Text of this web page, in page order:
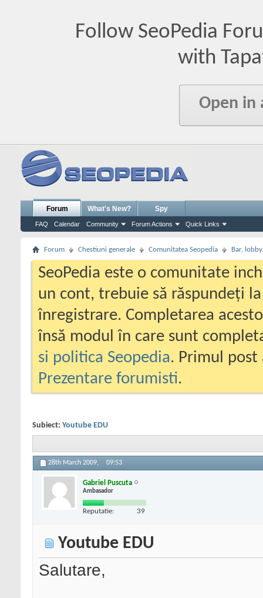
Follow SeoPedia
with
Open in
Forum
FAQ Calendar Community Forum Actions Quick Links
What's New? Spy
Forum Chestiuni generale Comunitatea Seopedia Bar,
SeoPedia este o comunitate
un cont, trebuie să răspundeți
înregistrare. Completarea
însă modul în care sunt
si politica Seopedia. Primul
Prezentare forumisti.
Subiect: Youtube EDU
28th March 2009, 09:53
Gabriel Puscuta
Ambasador
Reputatie: 39
Youtube EDU
Salutare,